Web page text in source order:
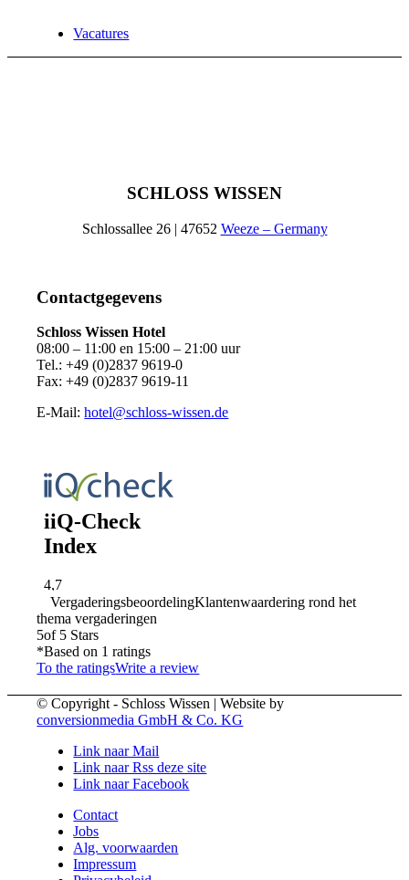
Vacatures
SCHLOSS WISSEN
Schlossallee 26 | 47652 Weeze – Germany
Contactgegevens
Schloss Wissen Hotel
08:00 – 11:00 en 15:00 – 21:00 uur
Tel.:+49 (0)2837 9619-0
Fax: +49 (0)2837 9619-11
E-Mail:hotel@schloss-wissen.de
VergaderingsbeoordelingKlantenwaardering rond het
thema vergaderingen
5of 5 Stars
*Based on 1 ratings
To the ratingsWrite a review
© Copyright - Schloss Wissen | Website by
conversionmedia GmbH & Co. KG
Link naar Mail
Link naar Rss deze site
Link naar Facebook
Contact
Jobs
Alg. voorwaarden
Impressum